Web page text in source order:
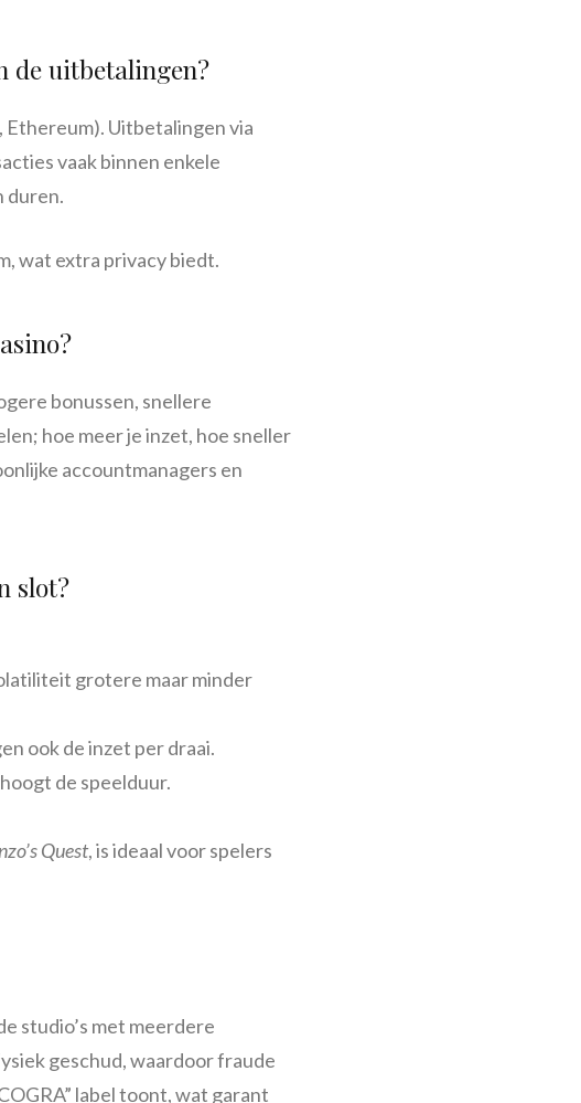
de uitbetalingen?
Uitbetalingen via
vaak binnen enkele
duren.
wat extra privacy biedt.
bonussen, snellere
hoe meer je inzet, hoe sneller
accountmanagers en
slot?
grotere maar minder
ook de inzet per draai.
de speelduur.
Quest, is ideaal voor spelers
studio’s met meerdere
geschud, waardoor fraude
label toont, wat garant